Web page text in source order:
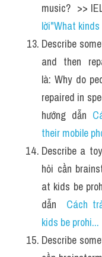
music?  >>
lời"What
Describe
and then
là: Why do
repaired in
hướng  dẫn
their mobile
Describe a
hỏi cần
at kids be
dẫn Cách
kids be prohi...
Describe